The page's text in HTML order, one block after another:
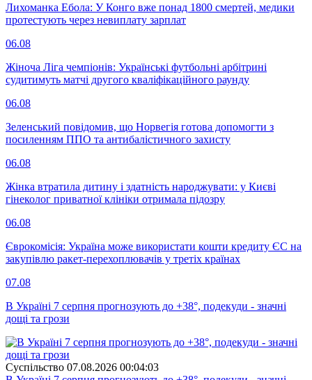
Лихоманка Ебола: У Конго вже понад 1800 смертей, медики
протестують через невиплату зарплат
06.08
Жіноча Ліга чемпіонів: Українські футбольні арбітрині
судитимуть матчі другого кваліфікаційного раунду
06.08
Зеленський повідомив, що Норвегія готова допомогти з
посиленням ППО та антибалістичного захисту
06.08
Жінка втратила дитину і здатність народжувати: у Києві
гінеколог приватної клініки отримала підозру
06.08
Єврокомісія: Україна може використати кошти кредиту ЄС на
закупівлю ракет-перехоплювачів у третіх країнах
07.08
В Україні 7 серпня прогнозують до +38°, подекуди - значні
дощі та грози
Суспiльство 07.08.2026 00:04:03